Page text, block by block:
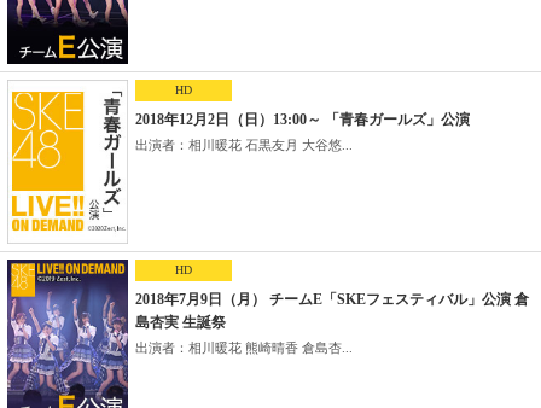
HD
2018年12月2日（日）13:00～ 「青春ガールズ」公演
出演者：相川暖花 石黒友月 大谷悠...
HD
2018年7月9日（月） チームE「SKEフェスティバル」公演 倉
島杏実 生誕祭
出演者：相川暖花 熊崎晴香 倉島杏...